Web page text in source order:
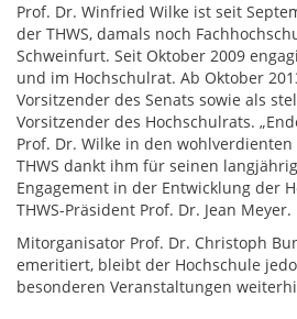
Prof. Dr. Winfried Wilke ist seit
der THWS, damals noch
Schweinfurt. Seit Oktober 2009
und im Hochschulrat. Ab Oktober
Vorsitzender des Senats sowie als
Vorsitzender des Hochschulrats.
Prof. Dr. Wilke in den
THWS dankt ihm für seinen
Engagement in der Entwicklung der
THWS-Präsident Prof. Dr. Jean Meyer.
Mitorganisator Prof. Dr. Christoph
emeritiert, bleibt der Hochschule
besonderen Veranstaltungen